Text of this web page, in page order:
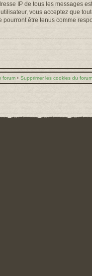
IP de tous les messages
vous acceptez que
être tenus comme
forum • Supprimer les cookies du forum